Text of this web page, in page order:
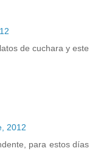
de cuchara y este
2012
para estos días